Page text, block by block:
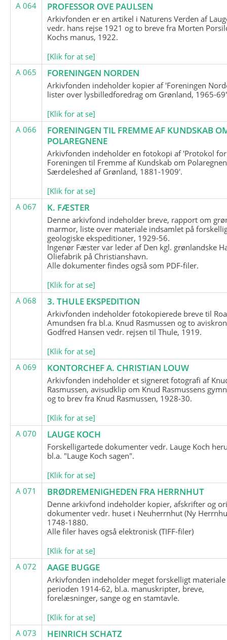
A 064 PROFESSOR OVE PAULSEN
Arkivfonden er en artikel i Naturens Verden af
vedr. hans rejse 1921 og to breve fra Morten
Kochs manus, 1922.
[Klik for at se]
A 065
FORENINGEN NORDEN
Arkivfonden indeholder kopier af 'Foreningen
lister over lysbilledforedrag om Grønland, 1965-
[Klik for at se]
A 066
FORENINGEN TIL FREMME AF KUNDSKAB
POLAREGNENE
Arkivfonden indeholder en fotokopi af 'Protokol for
Foreningen til Fremme af Kundskab om
Særdeleshed af Grønland, 1881-1909'.
[Klik for at se]
A 067
K. FÆSTER
Denne arkivfond indeholder breve, rapport om
marmor, liste over materiale indsamlet på
geologiske ekspeditioner, 1929-56.
Ingenør Fæster var leder af Den kgl. grønlandske
Oliefabrik på Christianshavn.
Alle dokumenter findes også som PDF-filer.
[Klik for at se]
A 068
3. THULE EKSPEDITION
Arkivfonden indeholder fotokopierede breve til
Amundsen fra bl.a. Knud Rasmussen og to
Godfred Hansen vedr. rejsen til Thule, 1919.
[Klik for at se]
A 069
KONTORCHEF A. CHRISTIAN LOUW
Arkivfonden indeholder et signeret fotografi af
Rasmussen, avisudklip om Knud Rasmussens
og to brev fra Knud Rasmussen, 1928-30.
[Klik for at se]
A 070
LAUGE KOCH
Forskelligartede dokumenter vedr. Lauge Koch
bl.a. "Lauge Koch sagen".
[Klik for at se]
A 071
BRØDREMENIGHEDEN FRA HERRNHUT
Denne arkivfond indeholder kopier, afskrifter og
dokumenter vedr. huset i Neuherrnhut (Ny
1748-1880.
Alle filer haves også elektronisk (TIFF-filer)
[Klik for at se]
A 072
AAGE BUGGE
Arkivfonden indeholder meget forskelligt
perioden 1914-62, bl.a. manuskripter, breve,
forelæsninger, sange og en stamtavle.
[Klik for at se]
A 073
HEINRICH SCHATZ